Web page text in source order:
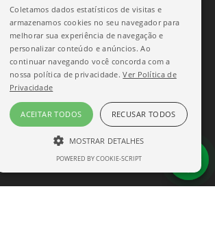
diretamente no seu e-mail.
essa newsletter, li e concordo
de Privacidade
Coletamos dados estatísticos de visitas e
armazenamos cookies no seu navegador para
melhorar sua experiência de navegação e
personalizar conteúdo e anúncios. Ao
continuar navegando você concorda com a
nossa política de privacidade.Ver Política de
Privacidade
ACEITAR TODOS RECUSAR TODOS
MOSTRAR DETALHES
ESTRITAMENTE NECESSÁRIO
POWERED BY COOKIE-SCRIPT